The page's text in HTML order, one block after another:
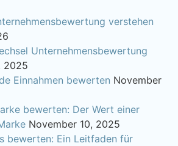
verstehen
Unternehmensbewertung
2025
Einnahmen bewerten November
bewerten: Der Wert einer
November 10, 2025
bewerten: Ein Leitfaden für